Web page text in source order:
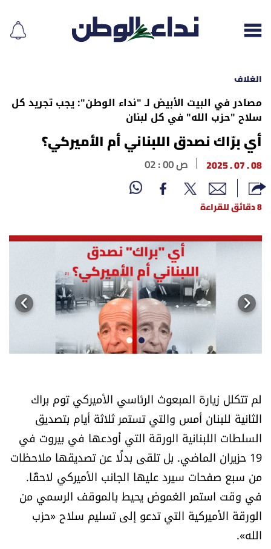
إقرأ الجريدة
لبنان
الغلاف
نداء اليوم
محليات
متفرقات
نداء القرّاء
كتّابنا
تحت المجهر
آراء
اقتصاد
الغلاف
مصادر في البيت الأبيض لـ "نداء الوطن": يجب تجريد كل
سلاح "حزب الله" في كل لبنان
أي برّاك نصدق اللبناني أم الأميركي؟
08 . 07 . 2025 02 : 00 ص
8 دقائق للقراءة
لم تتكلل زيارة المبعوث الرئاسي الأميركي توم براك
الثانية للبنان أمس والتي تستمر ثلاثة أيام بتصديق
السلطات اللبنانية الورقة التي أودعها في بيروت في
19 حزيران الماضي. بل تلقى بدلًا عن تصديقها ملاحظات
من سبع صفحات سيرد عليها الجانب الأميركي لاحقًا.
في وقت استمر الغموض يحيط بالموقف الرسمي من
الورقة الأميركية التي تدعو إلى تسليم سلاح «حزب
الله».